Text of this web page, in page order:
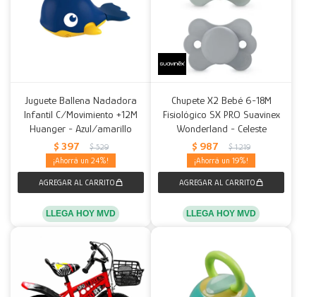
Juguete Ballena Nadadora
Infantil C/Movimiento +12M
Huanger - Azul/amarillo
$ 397 $ 529
24
LLEGA HOY MVD
Chupete X2 Bebé 6-18M
Fisiológico SX PRO Suavinex
Wonderland - Celeste
$ 987 $ 1.219
19
LLEGA HOY MVD